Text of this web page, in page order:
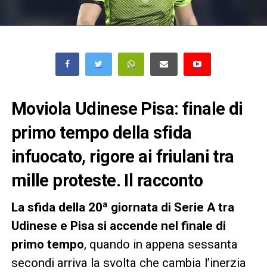
Moviola Udinese Pisa: finale di
primo tempo della sfida
infuocato, rigore ai friulani tra
mille proteste. Il racconto
La sfida della 20ª giornata di Serie A tra
Udinese e Pisa si accende nel finale di
primo tempo, quando in appena sessanta
secondi arriva la svolta che cambia l’inerzia